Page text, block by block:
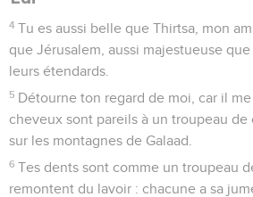
4 Tu es aussi belle que Thirtsa, mon
que Jérusalem, aussi majestueuse
leurs étendards.
5 Détourne ton regard de moi, car il
cheveux sont pareils à un troupeau de
sur les montagnes de Galaad.
6 Tes dents sont comme un troupeau
remontent du lavoir : chacune a sa